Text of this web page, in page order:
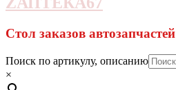
Стол заказов автозапчастей
Поиск по артикулу, описанию
×